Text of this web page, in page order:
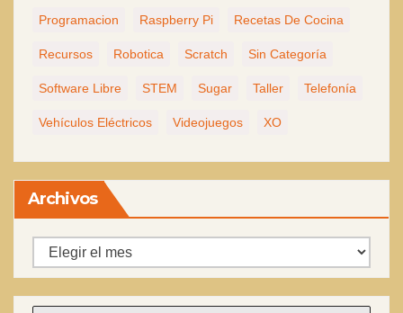
Programacion Raspberry Pi Recetas De Cocina
Recursos Robotica Scratch Sin Categoría
Software Libre STEM Sugar Taller Telefonía
Vehículos Eléctricos Videojuegos XO
Archivos
Archivos